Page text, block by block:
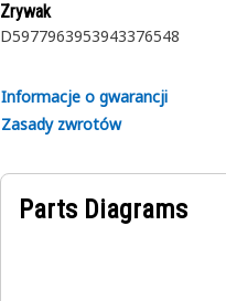
Zrywak
D5977963953943376548
Informacje o gwarancji
Zasady zwrotów
Parts Diagrams